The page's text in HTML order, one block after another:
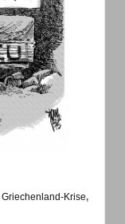
Griechenland-Krise,